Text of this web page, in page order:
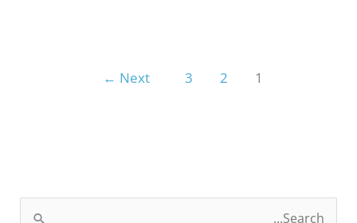
1
2
3
Next
←